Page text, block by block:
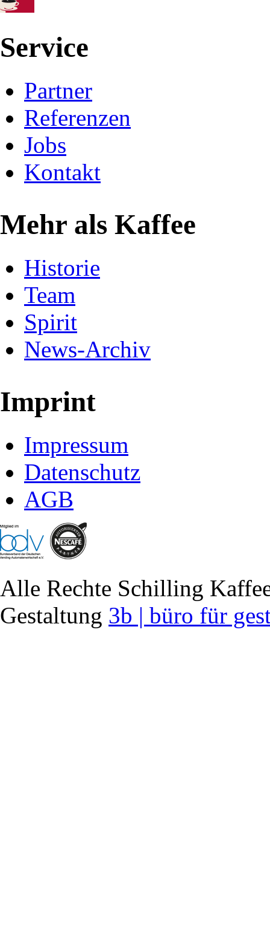
Service
Partner
Referenzen
Jobs
Kontakt
Mehr als Kaffee
Historie
Team
Spirit
News-Archiv
Imprint
Impressum
Datenschutz
AGB
Alle Rechte Schilling
Gestaltung 3b | büro für